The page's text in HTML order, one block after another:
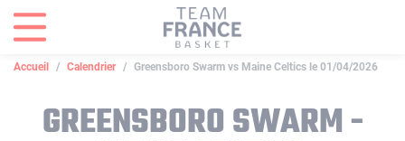
Accueil Calendrier Greensboro Swarm vs Maine Celtics le 01/04/2026
GREENSBORO SWARM -
Panneau de gestion des cookies